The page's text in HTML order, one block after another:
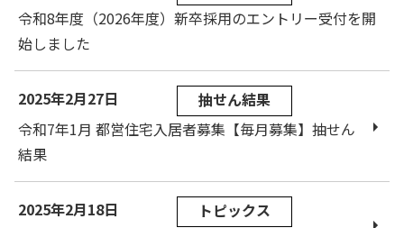
令和8年度（2026年度）新卒採用のエントリー受付を開
始しました
2025年2月27日
抽せん結果
令和7年1月 都営住宅入居者募集【毎月募集】抽せん
結果
2025年2月18日
トピックス